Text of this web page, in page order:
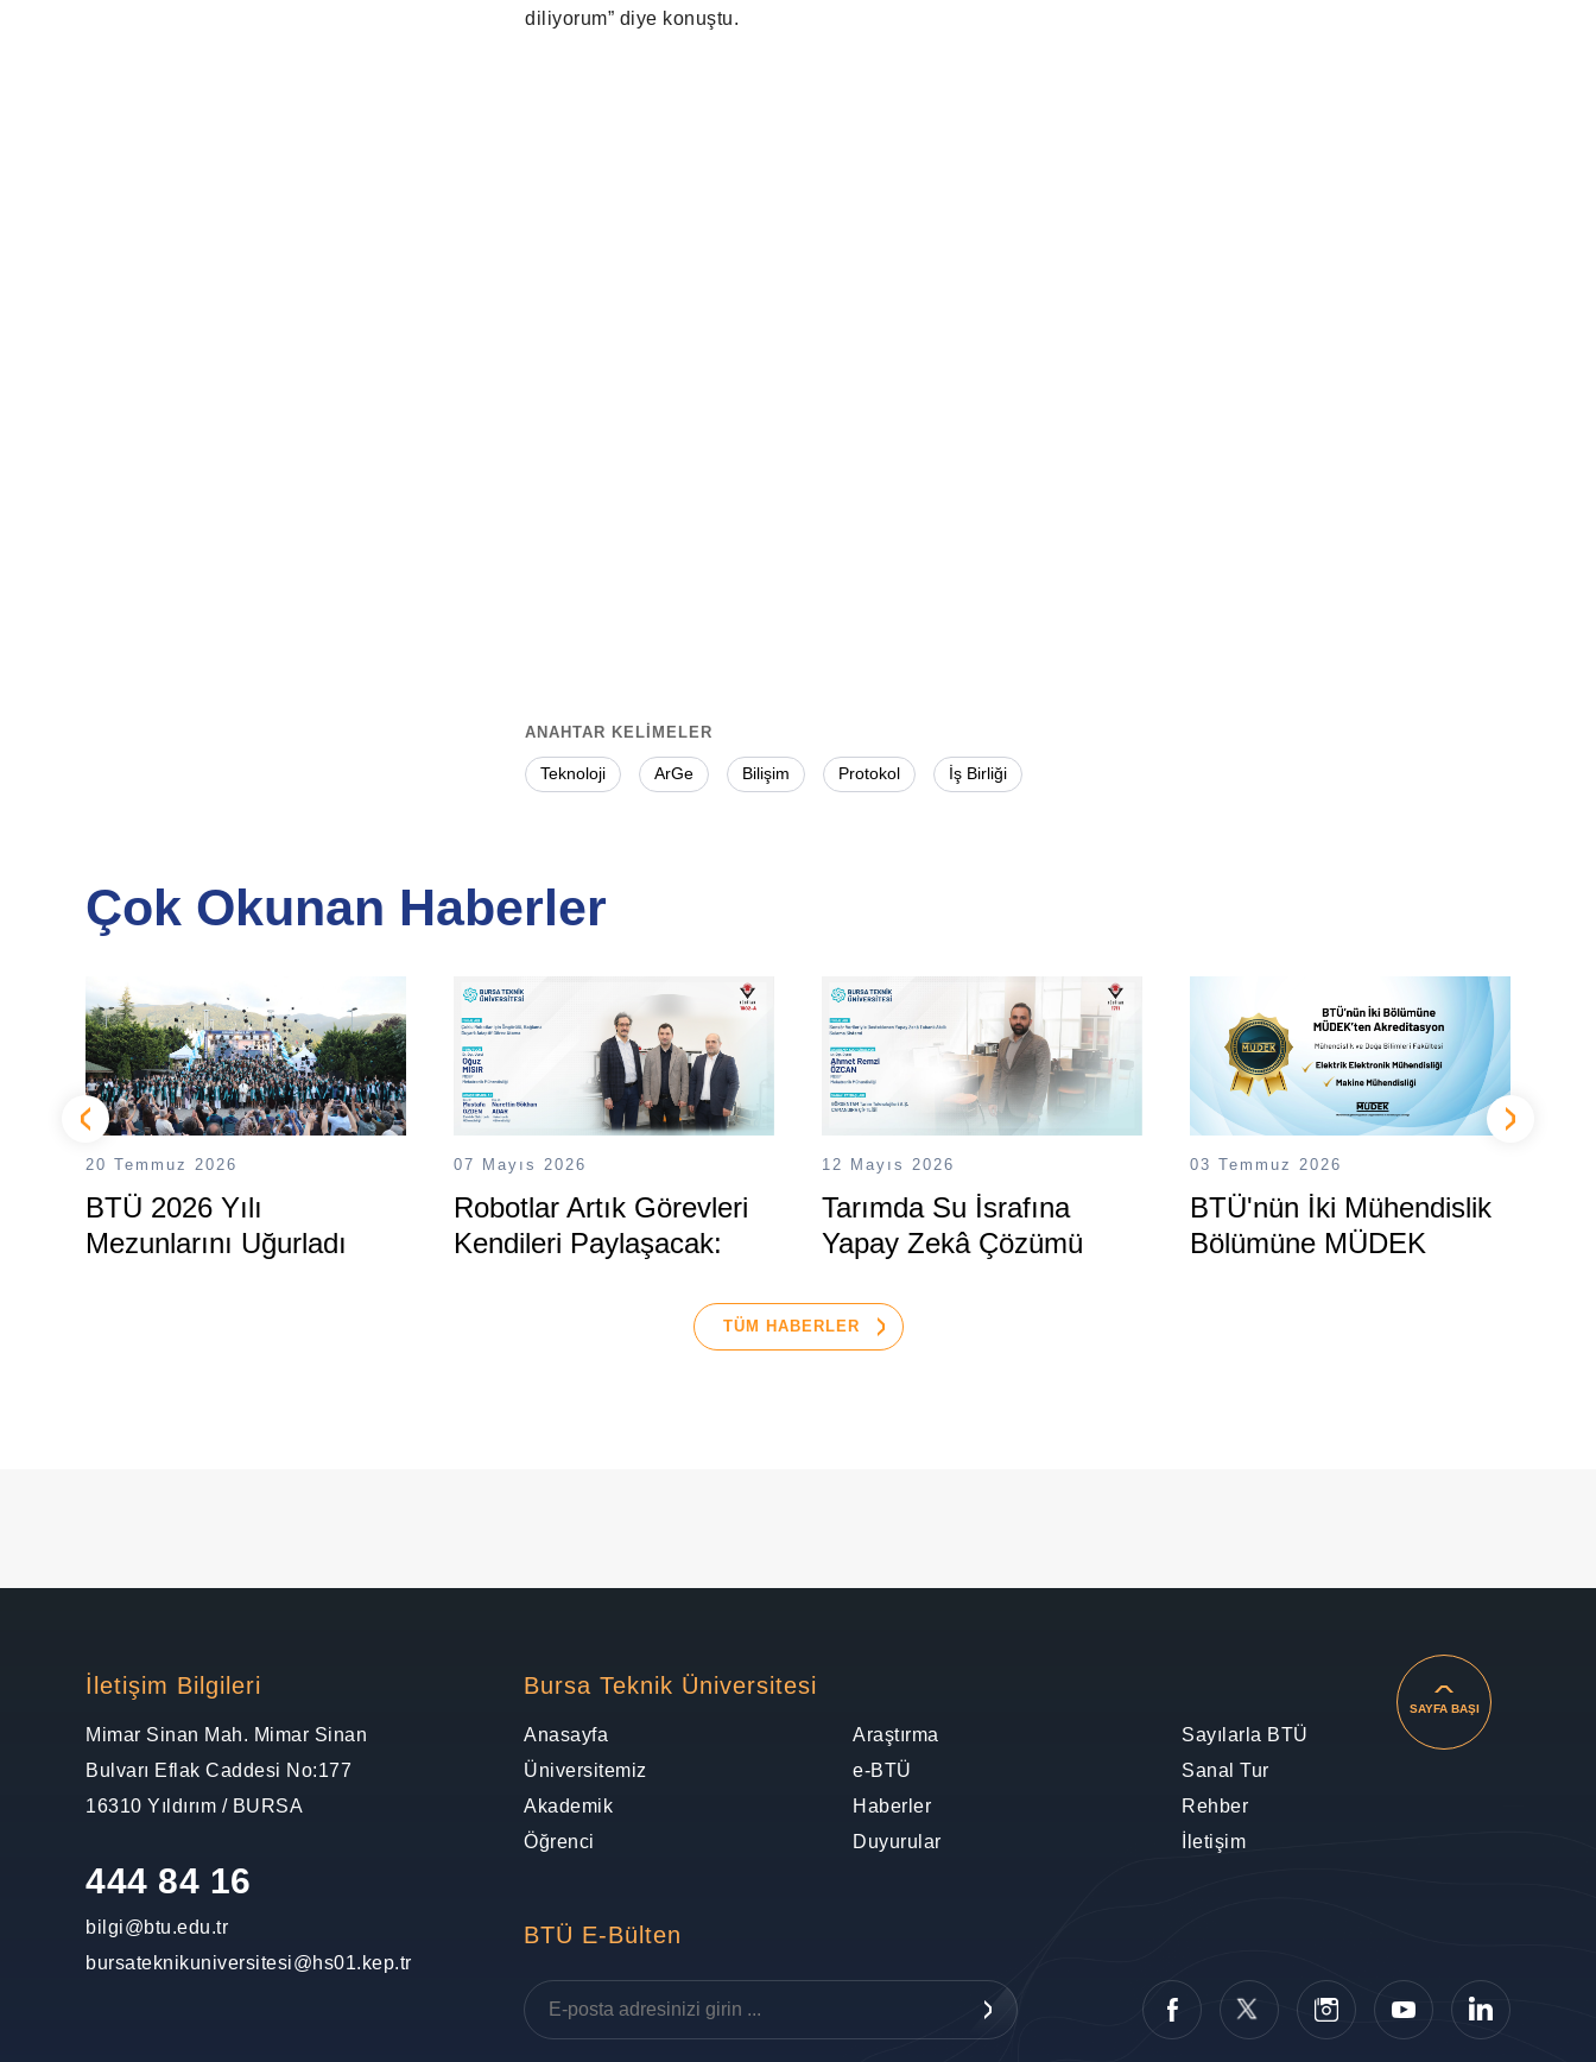
diliyorum” diye konuştu.
ANAHTAR KELİMELER
Teknoloji ArGe Bilişim Protokol İş Birliği
Çok Okunan Haberler
20 Temmuz 2026
BTÜ 2026 Yılı
Mezunlarını Uğurladı
07 Mayıs 2026
Robotlar Artık Görevleri
Kendileri Paylaşacak:
12 Mayıs 2026
Tarımda Su İsrafına
Yapay Zekâ Çözümü
03 Temmuz 2026
BTÜ'nün İki Mühendislik
Bölümüne MÜDEK
TÜM HABERLER
İletişim Bilgileri
Mimar Sinan Mah. Mimar Sinan
Bulvarı Eflak Caddesi No:177
16310 Yıldırım / BURSA
444 84 16
bilgi@btu.edu.tr
bursateknikuniversitesi@hs01.kep.tr
Bursa Teknik Üniversitesi
Anasayfa
Üniversitemiz
Akademik
Öğrenci
Araştırma
e-BTÜ
Haberler
Duyurular
Sayılarla BTÜ
Sanal Tur
Rehber
İletişim
BTÜ E-Bülten
SAYFA BAŞI